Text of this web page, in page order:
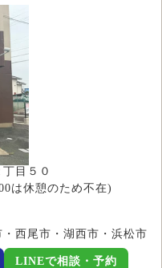
目５０
は休憩のため不在)
西尾市・湖西市・浜松市
LINEで相談・予約